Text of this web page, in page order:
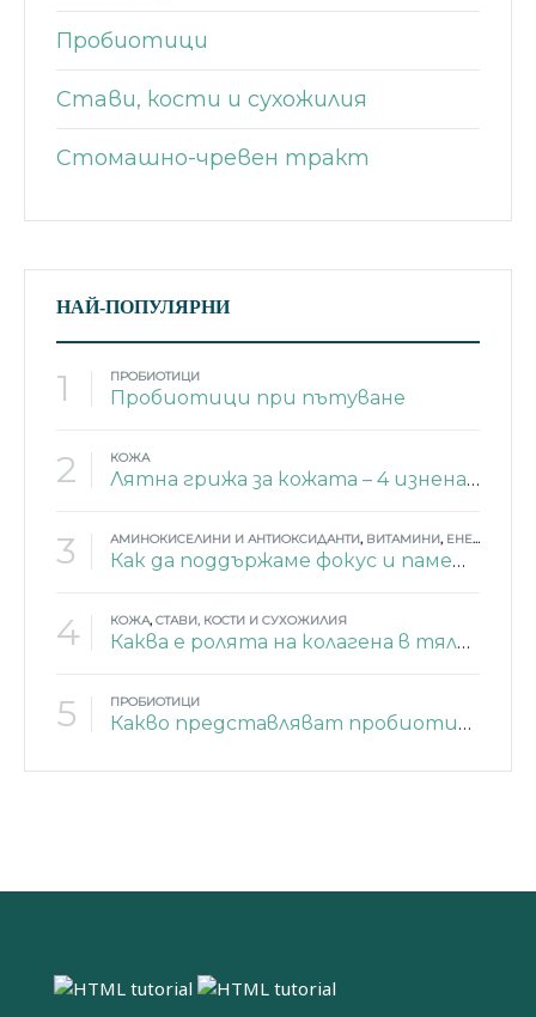
Пробиотици
Стави, кости и сухожилия
Стомашно-чревен тракт
НАЙ-ПОПУЛЯРНИ
1 ПРОБИОТИЦИ
Пробиотици при пътуване
2 КОЖА
Лятна грижа за кожата – 4 изненадващи съставки
3 АМИНОКИСЕЛИНИ И АНТИОКСИДАНТИ, ВИТАМИНИ, ЕНЕРГИЯ
Как да поддържаме фокус и памет през лятото?
4 КОЖА, СТАВИ, КОСТИ И СУХОЖИЛИЯ
Каква е ролята на колагена в тялото?
5 ПРОБИОТИЦИ
Какво представляват пробиотиците?